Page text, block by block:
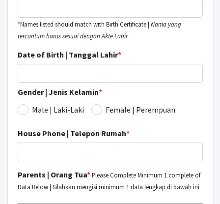
*Names listed should match with Birth Certificate | Nama yang
tercantum harus sesuai dengan Akte Lahir
Date of Birth | Tanggal Lahir*
Gender | Jenis Kelamin*
Male | Laki-Laki
Female | Perempuan
House Phone | Telepon Rumah*
Parents | Orang Tua* Please Complete Minimum 1 complete of
Data Below | Silahkan mengisi minimum 1 data lengkap di bawah ini